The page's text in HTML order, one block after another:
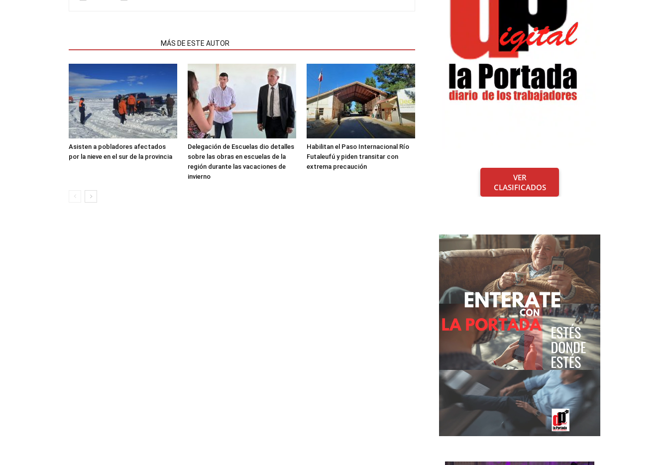
MÁS DE ESTE AUTOR
Asisten a pobladores afectados
por la nieve en el sur de la provincia
Delegación de Escuelas dio detalles
sobre las obras en escuelas de la
región durante las vacaciones de
invierno
Habilitan el Paso Internacional Río
Futaleufú y piden transitar con
extrema precaución
VER
CLASIFICADOS